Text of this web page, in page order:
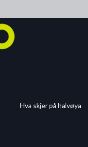
Hva skjer på halvøya